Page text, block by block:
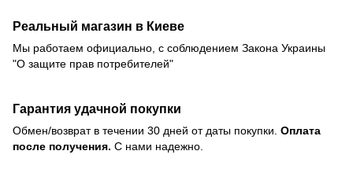
Реальный магазин в Киеве
Мы работаем официально, с соблюдением Закона Украины
"О защите прав потребителей"
Гарантия удачной покупки
Обмен/возврат в течении 30 дней от даты покупки. Оплата
после получения. С нами надежно.